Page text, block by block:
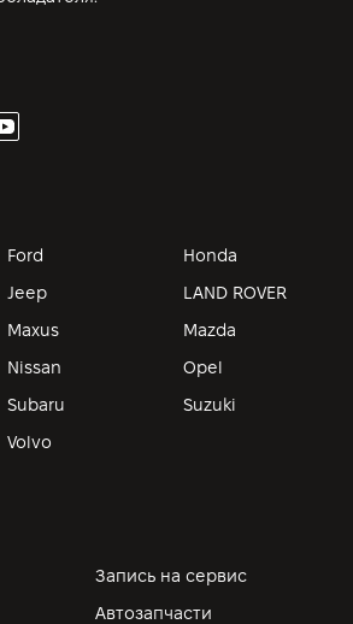
Ford
Honda
Jeep
LAND ROVER
Maxus
Mazda
Nissan
Opel
Subaru
Suzuki
Volvo
Запись на сервис
Автозапчасти